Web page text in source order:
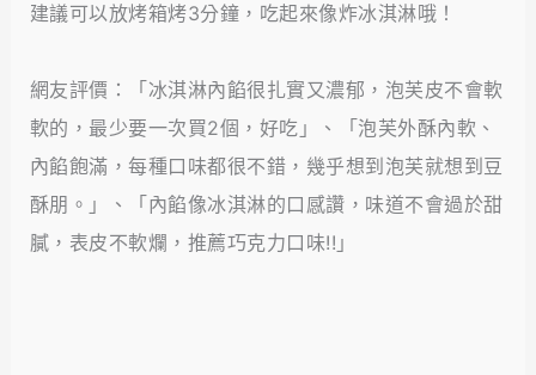
建議可以放烤箱烤3分鐘，吃起來像炸冰淇淋哦！
網友評價：「冰淇淋內餡很扎實又濃郁，泡芙皮不會軟
軟的，最少要一次買2個，好吃」、「泡芙外酥內軟、
內餡飽滿，每種口味都很不錯，幾乎想到泡芙就想到豆
酥朋。」、「內餡像冰淇淋的口感讚，味道不會過於甜
膩，表皮不軟爛，推薦巧克力口味!!」